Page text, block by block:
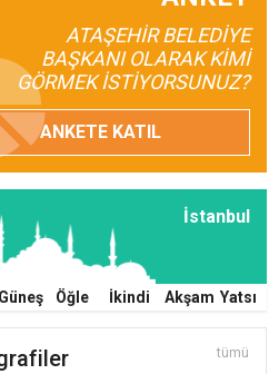
YENİ DÖNEMDE
ATAŞEHİR BELEDİYE
BAŞKANI OLARAK KİMİ
GÖRMEK İSTİYORSUNUZ?
ANKETE KATIL
İstanbul
Güneş Öğle İkindi Akşam Yatsı
tümü